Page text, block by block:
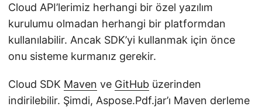
Cloud API’lerimiz herhangi bir özel yazılım
kurulumu olmadan herhangi bir platformdan
kullanılabilir. Ancak SDK’yi kullanmak için önce
onu sisteme kurmanız gerekir.
Cloud SDK Maven ve GitHub üzerinden
indirilebilir. Şimdi, Aspose.Pdf.jar’ı Maven derleme